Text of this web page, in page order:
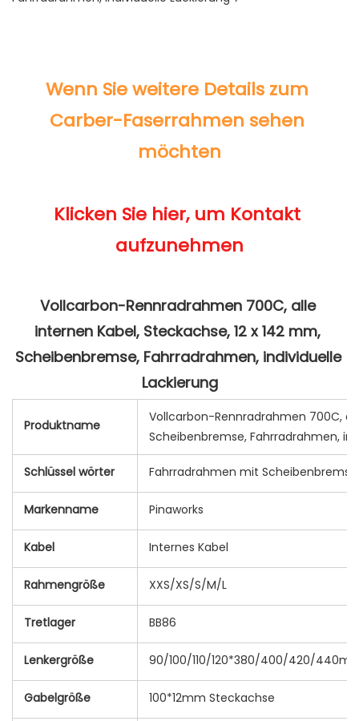
Wenn Sie weitere Details zum
Carber-Faserrahmen sehen
Klicken Sie hier, um Kontakt
Vollcarbon-Rennradrahmen 700C, alle
internen Kabel, Steckachse, 12 x 142 mm,
Scheibenbremse, Fahrradrahmen, individuelle
Lackierung
Produktname
Vollcarbon-Rennradrahmen 700C,
Scheibenbremse, Fahrradrahmen,
Schlüssel wörter Fahrradrahmen mit Scheibenbremse
Markenname Pinaworks
Kabel Internes Kabel
Rahmengröße XXS/XS/S/M/L
Tretlager BB86
Lenkergröße 90/100/110/120*380/400/420/
Gabelgröße 100*12mm Steckachse